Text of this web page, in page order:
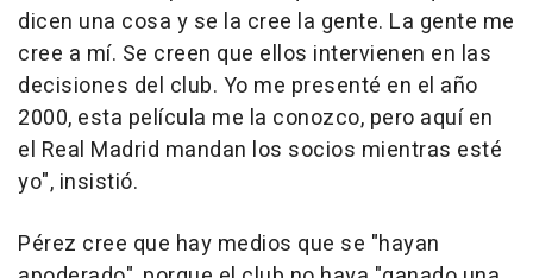
dicen una cosa y se la cree la gente. La gente me
cree a mí. Se creen que ellos intervienen en las
decisiones del club. Yo me presenté en el año
2000, esta película me la conozco, pero aquí en
el Real Madrid mandan los socios mientras esté
yo", insistió.
Pérez cree que hay medios que se "hayan